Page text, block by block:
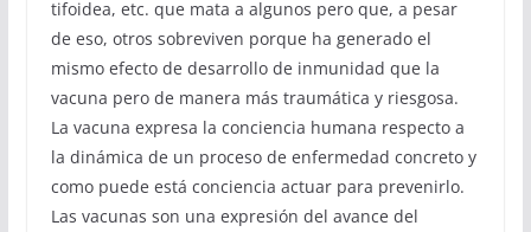
tifoidea, etc. que mata a algunos pero que, a pesar
de eso, otros sobreviven porque ha generado el
mismo efecto de desarrollo de inmunidad que la
vacuna pero de manera más traumática y riesgosa.
La vacuna expresa la conciencia humana respecto a
la dinámica de un proceso de enfermedad concreto y
como puede está conciencia actuar para prevenirlo.
Las vacunas son una expresión del avance del